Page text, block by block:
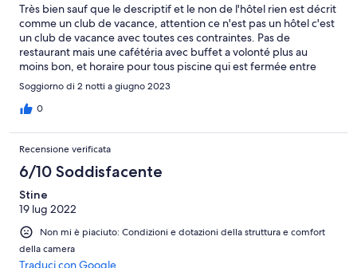
Très bien sauf que le descriptif et le non de l'hôtel rien est décrit
comme un club de vacance, attention ce n'est pas un hôtel c'est
un club de vacance avec toutes ces contraintes. Pas de
restaurant mais une cafétéria avec buffet a volonté plus au
moins bon, et horaire pour tous piscine qui est fermée entre
midi et deux heures et demie spectacle le soir très bruyant
difficile de dormir et clientèle avec pas d'éducation qui vous
claque les porte jusqu'à 1 h du matin
Soggiorno di 2 notti a giugno 2023
0
Recensione verificata
6/10 Soddisfacente
Stine
19 lug 2022
Non mi è piaciuto: Condizioni e dotazioni della struttura e comfort
della camera
Traduci con Google